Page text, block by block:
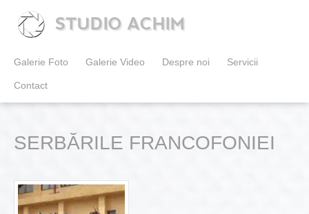
STUDIO ACHIM
Galerie Foto Galerie Video Despre noi Servicii
Contact
SERBĂRILE FRANCOFONIEI